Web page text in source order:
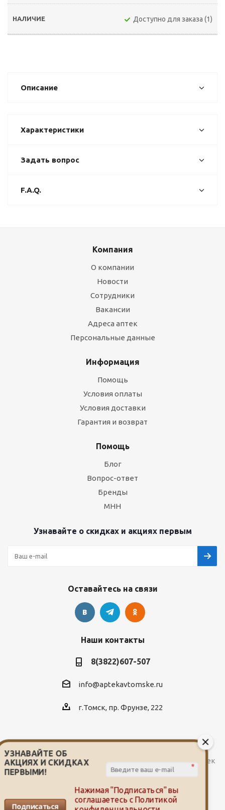
Доступно для заказа (1)
Описание
Характеристики
Задать вопрос
F.A.Q.
Компания
О компании
Новости
Сотрудники
Вакансии
Адреса аптек
Персональные данные
Информация
Помощь
Условия оплаты
Условия доставки
Гарантия и возврат
Помощь
Блог
Вопрос-ответ
Бренды
МНН
Узнавайте о скидках и акциях первым
Оставайтесь на связи
Наши контакты
8(3822)607-507
info@aptekavtomske.ru
г.Томск, пр. Фрунзе, 222
2026 © Служба заказа и доставки лекарств от сети аптек
"Мой доктор"
УЗНАВАЙТЕ ОБ
АКЦИЯХ И СКИДКАХ
ПЕРВЫМИ!
Подписаться
Нажимая "Подписаться" вы
соглашаетесь с Политикой
конфиденциальности